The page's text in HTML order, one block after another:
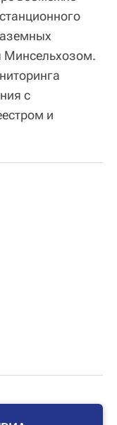
Минсельхозом.
с
и